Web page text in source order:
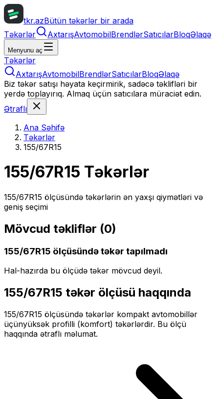
tkr.azBütün təkərlər bir arada
Təkərlər
AxtarışAvtomobilBrendlərSatıcılarBloqƏlaqə
Menyunu aç
Təkərlər
AxtarışAvtomobilBrendlərSatıcılarBloqƏlaqə
Biz təkər satışı həyata keçirmirik, sadəcə təklifləri bir
yerdə toplayırıq. Almaq üçün satıcılara müraciət edin.
Ətraflı
Ana Səhifə
Təkərlər
155/67R15
155/67R15 Təkərlər
155/67R15 ölçüsündə təkərlərin ən yaxşı qiymətləri və
geniş seçimi
Mövcud təkliflər (0)
155/67R15 ölçüsündə təkər tapılmadı
Hal-hazırda bu ölçüdə təkər mövcud deyil.
155/67R15 təkər ölçüsü haqqında
155/67R15 ölçüsündə təkərlər kompakt avtomobillər
üçünyüksək profilli (komfort) təkərlərdir. Bu ölçü
haqqında ətraflı məlumat.